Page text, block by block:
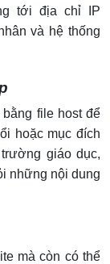
tới địa chỉ IP
và hệ thống
file host để
hoặc mục đích
giáo dục,
những nội dung
mà còn có thể